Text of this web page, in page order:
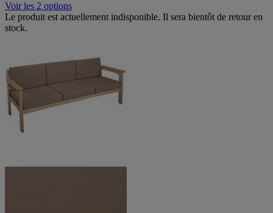
Voir les 2 options
Le produit est actuellement indisponible. Il sera bientôt de retour en
stock.